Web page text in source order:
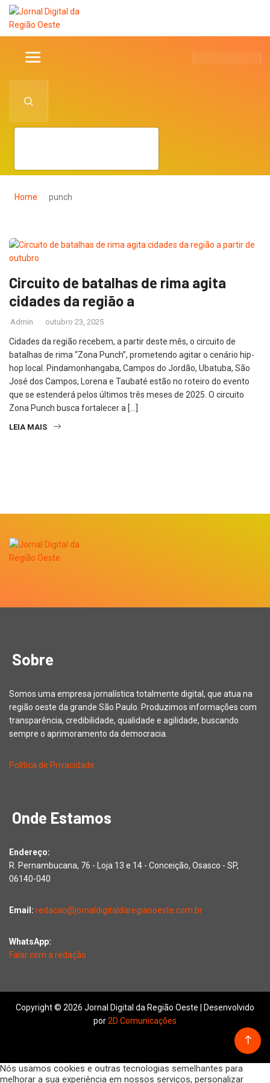
Home punch
Circuito de batalhas de rima agita
cidades da região a
Admin outubro 23, 2025
Cidades da região recebem, a partir deste mês, o circuito de
batalhas de rima “Zona Punch”, prometendo agitar o cenário hip-
hop local. Pindamonhangaba, Campos do Jordão, Ubatuba, São
José dos Campos, Lorena e Taubaté estão no roteiro do evento
que se estenderá pelos últimos três meses de 2025. O circuito
Zona Punch busca fortalecer a […]
LEIA MAIS
Sobre
Somos uma empresa jornalística totalmente digital, que atua na
região oeste da grande São Paulo. Produzimos informações com
transparência, credibilidade, qualidade e agilidade, buscando
sempre o aprimoramento da democracia.
Política de Privacidade
Onde Estamos
Endereço:
R. Pernambucana, 76 - Loja 13 e 14 - Conceição, Osasco - SP,
06140-040
Email: redacao@jornaldigitaldaregiaooeste.com.br
WhatsApp:
Falar com a redação
Copyright © 2026 Jornal Digital da Região Oeste | Desenvolvido
por2D Comunicações
Nós usamos cookies e outras tecnologias semelhantes para
melhorar a sua experiência em nossos serviços, personalizar